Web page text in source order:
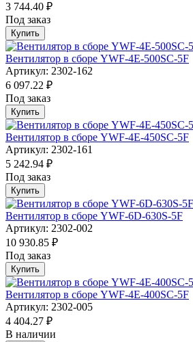
3 744.40 ₽
Под заказ
Купить
Вентилятор в сборе YWF-4E-500SC-5F
Артикул: 2302-162
6 097.22 ₽
Под заказ
Купить
Вентилятор в сборе YWF-4E-450SC-5F
Артикул: 2302-161
5 242.94 ₽
Под заказ
Купить
Вентилятор в сборе YWF-6D-630S-5F
Артикул: 2302-002
10 930.85 ₽
Под заказ
Купить
Вентилятор в сборе YWF-4E-400SC-5F
Артикул: 2302-005
4 404.27 ₽
В наличии